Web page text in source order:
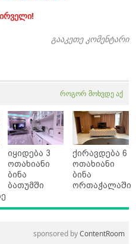
გააკეთე კომენტარი
როგორ მოხვდე აქ
იყიდება 3
ოთახიანი
ბინა
ბათუმში
ქირავდება 6
ოთახიანი
ბინა
ორთაჭალაში
sponsored byContentRoom